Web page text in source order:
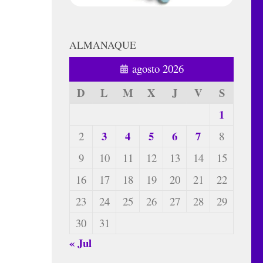
ALMANAQUE
agosto 2026
D L M X J V
S
1
2 3 4 5 6 7
8
9
10 11 12 13 14
15
16
17 18 19 20 21
22
23
24 25 26 27 28
29
30
31
« Jul